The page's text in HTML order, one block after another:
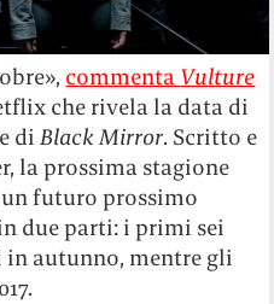
commenta Vulture
che rivela la data di
diBlack Mirror. Scritto e
la prossima stagione
futuro prossimo
due parti: i primi sei
autunno, mentre gli